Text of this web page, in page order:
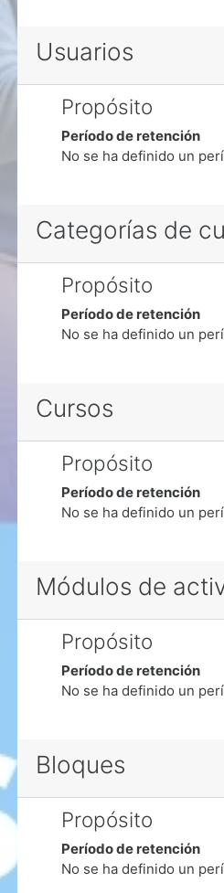
Usuarios
Propósito
Período de retención
No se ha definido un
Categorías de
Propósito
Período de retención
No se ha definido un
Cursos
Propósito
Período de retención
No se ha definido un
Módulos de
Propósito
Período de retención
No se ha definido un
Bloques
Propósito
Período de retención
No se ha definido un